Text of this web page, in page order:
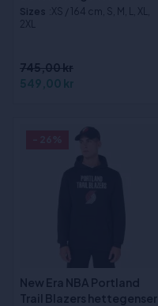
Sizes :XS / 164 cm, S, M, L, XL,
2XL
745,00 kr
549,00 kr
New Era NBA Portland
Trail Blazers hettegenser